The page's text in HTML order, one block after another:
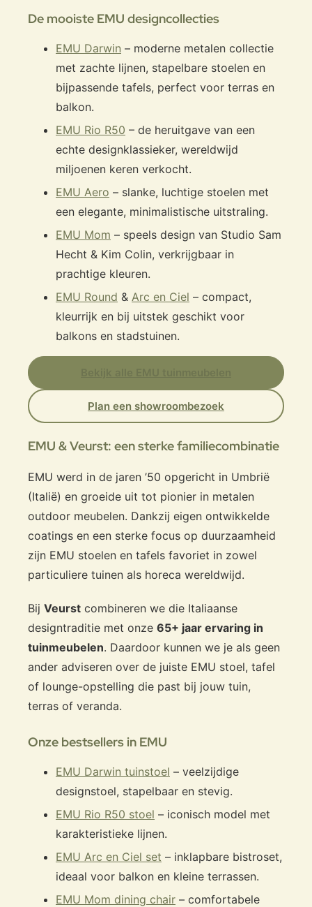
De mooiste EMU designcollecties
EMU Darwin – moderne metalen collectie
met zachte lijnen, stapelbare stoelen en
bijpassende tafels, perfect voor terras en
balkon.
EMU Rio R50 – de heruitgave van een
echte designklassieker, wereldwijd
miljoenen keren verkocht.
EMU Aero – slanke, luchtige stoelen met
een elegante, minimalistische uitstraling.
EMU Mom – speels design van Studio Sam
Hecht & Kim Colin, verkrijgbaar in
prachtige kleuren.
EMU Round & Arc en Ciel – compact,
kleurrijk en bij uitstek geschikt voor
balkons en stadstuinen.
Plan een showroombezoek
EMU & Veurst: een sterke familiecombinatie
EMU werd in de jaren ’50 opgericht in Umbrië
(Italië) en groeide uit tot pionier in metalen
outdoor meubelen. Dankzij eigen ontwikkelde
coatings en een sterke focus op duurzaamheid
zijn EMU stoelen en tafels favoriet in zowel
particuliere tuinen als horeca wereldwijd.
Bij Veurst combineren we die Italiaanse
designtraditie met onze 65+ jaar ervaring in
tuinmeubelen. Daardoor kunnen we je als geen
ander adviseren over de juiste EMU stoel, tafel
of lounge-opstelling die past bij jouw tuin,
terras of veranda.
Onze bestsellers in EMU
EMU Darwin tuinstoel – veelzijdige
designstoel, stapelbaar en stevig.
EMU Rio R50 stoel – iconisch model met
karakteristieke lijnen.
EMU Arc en Ciel set – inklapbare bistroset,
ideaal voor balkon en kleine terrassen.
EMU Mom dining chair – comfortabele